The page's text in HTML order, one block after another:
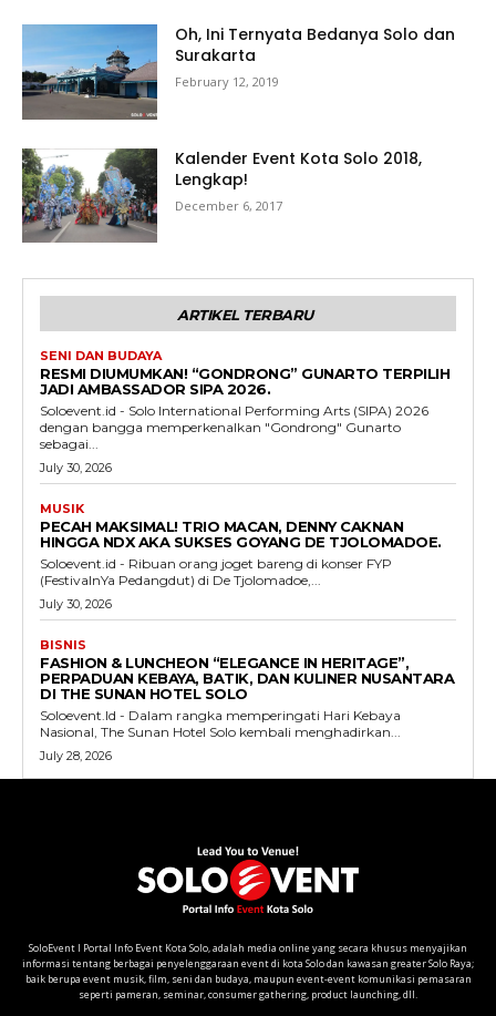
Oh, Ini Ternyata Bedanya Solo dan
Surakarta
February 12, 2019
Kalender Event Kota Solo 2018,
Lengkap!
December 6, 2017
ARTIKEL TERBARU
SENI DAN BUDAYA
RESMI DIUMUMKAN! “GONDRONG” GUNARTO TERPILIH
JADI AMBASSADOR SIPA 2026.
Soloevent.id - Solo International Performing Arts (SIPA) 2026
dengan bangga memperkenalkan "Gondrong" Gunarto
sebagai...
July 30, 2026
MUSIK
PECAH MAKSIMAL! TRIO MACAN, DENNY CAKNAN
HINGGA NDX AKA SUKSES GOYANG DE TJOLOMADOE.
Soloevent.id - Ribuan orang joget bareng di konser FYP
(FestivalnYa Pedangdut) di De Tjolomadoe,...
July 30, 2026
BISNIS
FASHION & LUNCHEON “ELEGANCE IN HERITAGE”,
PERPADUAN KEBAYA, BATIK, DAN KULINER NUSANTARA
DI THE SUNAN HOTEL SOLO
Soloevent.Id - Dalam rangka memperingati Hari Kebaya
Nasional, The Sunan Hotel Solo kembali menghadirkan...
July 28, 2026
SoloEvent I Portal Info Event Kota Solo, adalah media online yang secara khusus menyajikan
informasi tentang berbagai penyelenggaraan event di kota Solo dan kawasan greater Solo Raya;
baik berupa event musik, film, seni dan budaya, maupun event-event komunikasi pemasaran
seperti pameran, seminar, consumer gathering, product launching, dll.